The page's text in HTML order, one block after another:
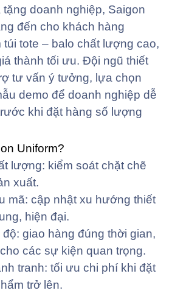
tặng doanh nghiệp, Saigon
đến cho khách hàng
tote – balo chất lượng cao,
thành tối ưu. Đội ngũ thiết
tư vấn ý tưởng, lựa chọn
demo để doanh nghiệp dễ
khi đặt hàng số lượng
Uniform?
lượng: kiểm soát chặt chẽ
xuất.
mã: cập nhật xu hướng thiết
hiện đại.
độ: giao hàng đúng thời gian,
các sự kiện quan trọng.
tranh: tối ưu chi phí khi đặt
trở lên.